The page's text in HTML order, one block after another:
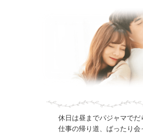
休日は昼までパジャマでだ
仕事の帰り道、ばったり会